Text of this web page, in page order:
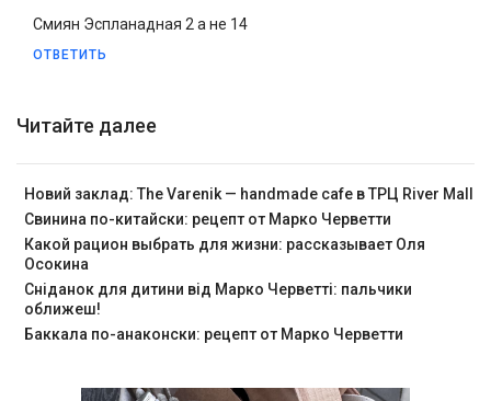
Смиян Эспланадная 2 а не 14
ОТВЕТИТЬ
Читайте далее
Новий заклад: The Varenik — handmade cafe в ТРЦ River Mall
Свинина по-китайски: рецепт от Марко Черветти
Какой рацион выбрать для жизни: рассказывает Оля
Осокина
Сніданок для дитини від Марко Черветті: пальчики
оближеш!
Баккала по-анаконски: рецепт от Марко Черветти